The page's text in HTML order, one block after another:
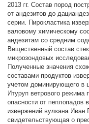
2013 гг. Состав пород
от андезитов до
серии. Пирокластика
валовому химическому
андезитам со средним
Вещественный состав
микрозондовых
Полученные значения
составами продуктов
учетом доминирующего в
Итуруп ветрового режима
опасности от пеплопадов
извержений вулкана Иван
свидетельствующая о